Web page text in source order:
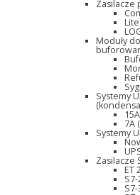
Zasilacze
Moduły
Systemy
7A
Systemy
Zasilacze
ET